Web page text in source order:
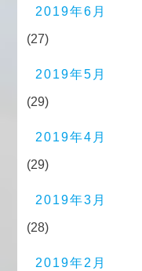
2019年6月
(27)
2019年5月
(29)
2019年4月
(29)
2019年3月
(28)
2019年2月